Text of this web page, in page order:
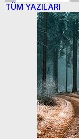
TÜM YAZILARI